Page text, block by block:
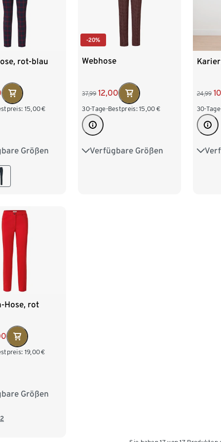
rot-blau
15,00€
Größen
40 42
-20%
Webhose
37,99 12,00
30-Tage-Bestpreis: 15,00 €
Verfügbare Größen
34 36 38 40
24,99
30-
36
Hose, rot
19,00€
Größen
40 42